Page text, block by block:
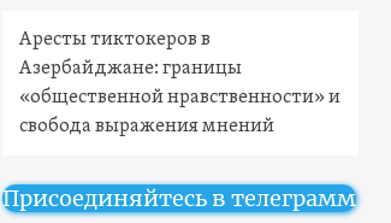
Аресты тиктокеров в
Азербайджане: границы
«общественной нравственности» и
свобода выражения мнений
Присоединяйтесь в телеграмм